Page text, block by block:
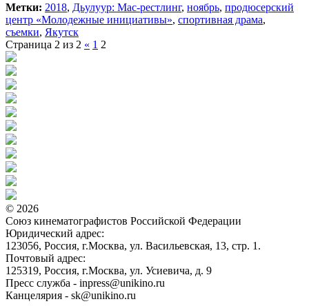
Метки: 2018, Дьулуур: Мас-рестлинг, ноябрь, продюсерский
центр «Молодежные инициативы», спортивная драма,
съемки, Якутск
Страница 2 из 2 « 1 2
© 2026
Союз кинематографистов Российской Федерации
Юридический адрес:
123056, Россия, г.Москва, ул. Васильевская, 13, стр. 1.
Почтовый адрес:
125319, Россия, г.Москва, ул. Усиевича, д. 9
Пресс служба - inpress@unikino.ru
Канцелярия - sk@unikino.ru